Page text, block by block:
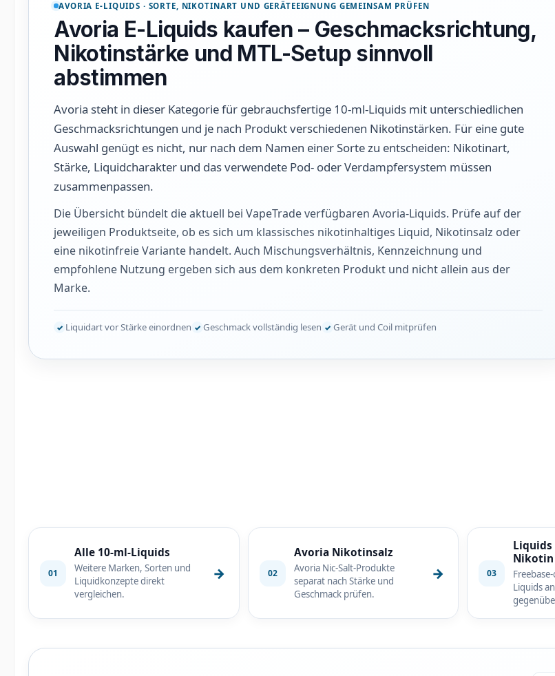
AVORIA E-LIQUIDS · SORTE, NIKOTINART UND GERÄTEEIGNUNG GEMEINSAM PRÜFEN
Avoria E-Liquids kaufen – Geschmacksrichtung,
Nikotinstärke und MTL-Setup sinnvoll
abstimmen
Avoria steht in dieser Kategorie für gebrauchsfertige 10-ml-Liquids mit unterschiedlichen
Geschmacksrichtungen und je nach Produkt verschiedenen Nikotinstärken. Für eine gute
Auswahl genügt es nicht, nur nach dem Namen einer Sorte zu entscheiden: Nikotinart,
Stärke, Liquidcharakter und das verwendete Pod- oder Verdampfersystem müssen
zusammenpassen.
Die Übersicht bündelt die aktuell bei VapeTrade verfügbaren Avoria-Liquids. Prüfe auf der
jeweiligen Produktseite, ob es sich um klassisches nikotinhaltiges Liquid, Nikotinsalz oder
eine nikotinfreie Variante handelt. Auch Mischungsverhältnis, Kennzeichnung und
empfohlene Nutzung ergeben sich aus dem konkreten Produkt und nicht allein aus der
Marke.
Liquidart vor Stärke einordnen Geschmack vollständig lesen Gerät und Coil mitprüfen
01
Alle 10-ml-Liquids
Weitere Marken, Sorten und
Liquidkonzepte direkt
vergleichen.
→ 02
Avoria Nikotinsalz
Avoria Nic-Salt-Produkte
separat nach Stärke und
Geschmack prüfen.
→ 03
Nikotin
Liquids